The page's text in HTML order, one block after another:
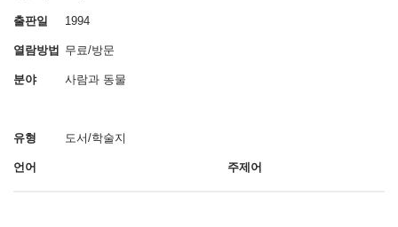
출판일 1994
열람방법 무료/방문
분야 사람과 동물
유형 도서/학술지
언어 주제어